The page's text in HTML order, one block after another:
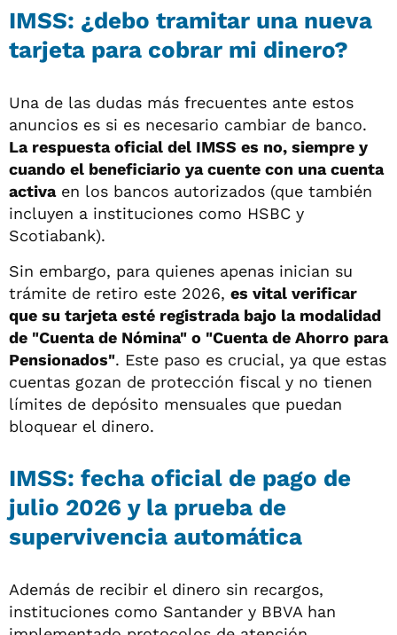
IMSS: ¿debo tramitar una nueva
tarjeta para cobrar mi dinero?
Una de las dudas más frecuentes ante estos
anuncios es si es necesario cambiar de banco.
La respuesta oficial del IMSS es no, siempre y
cuando el beneficiario ya cuente con una cuenta
activaen los bancos autorizados (que también
incluyen a instituciones como HSBC y
Scotiabank).
Sin embargo, para quienes apenas inician su
trámite de retiro este 2026, es vital verificar
que su tarjeta esté registrada bajo la modalidad
de "Cuenta de Nómina" o "Cuenta de Ahorro para
Pensionados". Este paso es crucial, ya que estas
cuentas gozan de protección fiscal y no tienen
límites de depósito mensuales que puedan
bloquear el dinero.
IMSS: fecha oficial de pago de
julio 2026 y la prueba de
supervivencia automática
Además de recibir el dinero sin recargos,
instituciones como Santander y BBVA han